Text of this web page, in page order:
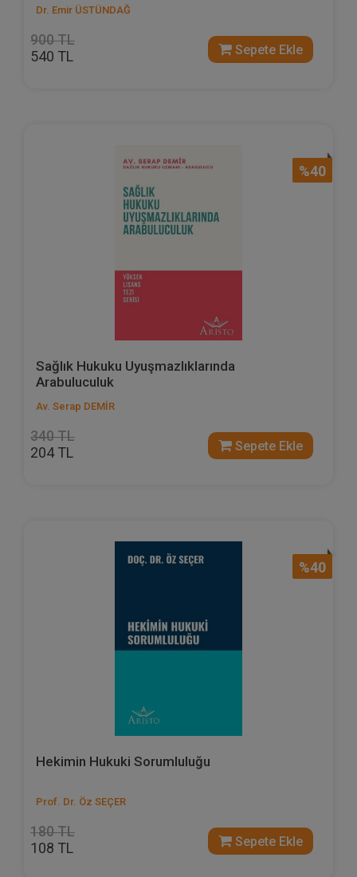
Dr. Emir ÜSTÜNDAĞ
900 TL
540 TL Sepete Ekle
%40
Sağlık Hukuku Uyuşmazlıklarında
Arabuluculuk
Av. Serap DEMİR
340 TL
204 TL Sepete Ekle
%40
Hekimin Hukuki Sorumluluğu
Prof. Dr. Öz SEÇER
180 TL
108 TL Sepete Ekle